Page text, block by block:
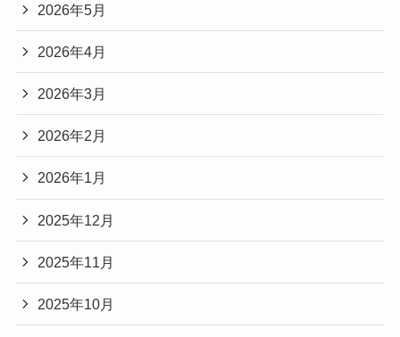
2026年5月
2026年4月
2026年3月
2026年2月
2026年1月
2025年12月
2025年11月
2025年10月